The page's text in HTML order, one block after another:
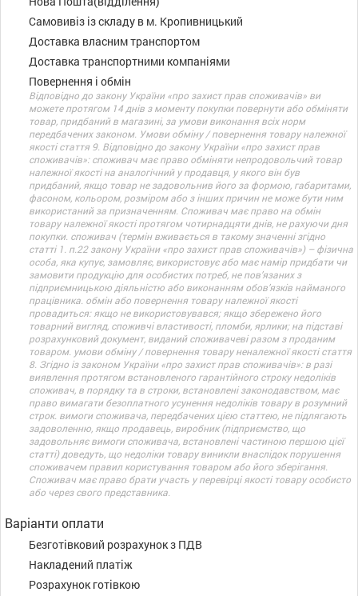
Самовивіз із складу в м. Кропивницький
Доставка власним транспортом
Доставка транспортними компаніями
Повернення і обмін
Відповідно до закону України «про захист прав споживачів» ви
можете протягом 14 днів з моменту покупки повернути або обміняти
товар, придбаний в магазині, за умови виконання всіх норм
передбачених законом. Умови обміну / повернення товару належної
якості стаття 9. Відповідно до закону України «про захист прав
споживачів»: споживач має право обміняти непродовольчий товар
належної якості на аналогічний у продавця, у якого він був
придбаний, якщо товар не задовольнив його за формою, габаритами,
фасоном, кольором, розміром або з інших причин не може бути ним
використаний за призначенням. Споживач має право на обмін
товару належної якості протягом чотирнадцяти днів, не рахуючи дня
покупки. споживач (термін вживається в такому значенні згідно
статті 1. п.22 закону України «про захист прав споживачів») – фізична
особа, яка купує, замовляє, використовує або має намір придбати чи
замовити продукцію для особистих потреб, не пов’язаних з
підприємницькою діяльністю або виконанням обов’язків найманого
працівника. обмін або повернення товару належної якості
провадиться: якщо не використовувався; якщо збережено його
товарний вигляд, споживчі властивості, пломби, ярлики; на підставі
розрахунковий документ, виданий споживачеві разом з проданим
товаром. умови обміну / повернення товару неналежної якості стаття
8. Згідно із законом України «про захист прав споживачів»: в разі
виявлення протягом встановленого гарантійного строку недоліків
споживач, в порядку та в строки, встановлені законодавством, має
право вимагати безоплатного усунення недоліків товару в розумний
строк. вимоги споживача, передбачених цією статтею, не підлягають
задоволенню, якщо продавець, виробник (підприємство, що
задовольняє вимоги споживача, встановлені частиною першою цієї
статті) доведуть, що недоліки товару виникли внаслідок порушення
споживачем правил користування товаром або його зберігання.
Споживач має право брати участь у перевірці якості товару особисто
або через свого представника.
Варіанти оплати
Безготівковий розрахунок з ПДВ
Накладений платіж
Розрахунок готівкою